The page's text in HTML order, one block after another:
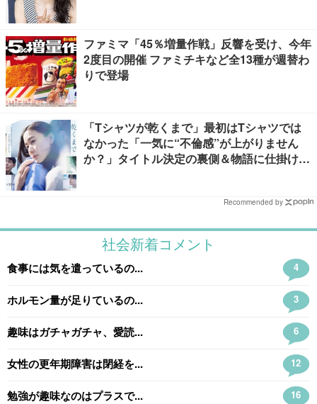
ファミマ「45％増量作戦」反響を受け、今年
2度目の開催 ファミチキなど全13種が週替わ
りで登場
「Tシャツが乾くまで」最初はTシャツでは
なかった「一気に“不倫感”が上がりません
か？」タイトル決定の裏側＆物語に仕掛けた
Recommended by